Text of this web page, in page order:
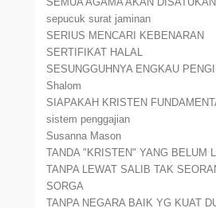
sepucuk surat jaminan
SERIUS MENCARI KEBENARAN
SERTIFIKAT HALAL
SESUNGGUHNYA ENGKAU
Shalom
SIAPAKAH KRISTEN
sistem penggajian
Susanna Mason
TANDA "KRISTEN" YANG BELUM
TANPA LEWAT SALIB TAK
SORGA
TANPA NEGARA BAIK YG KUAT